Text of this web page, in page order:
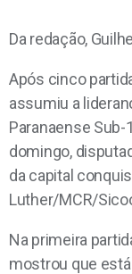
Da redação,
Após cinco
assumiu a
Paranaense
domingo,
da capital
Luther/MCR/
Na primeira
mostrou que